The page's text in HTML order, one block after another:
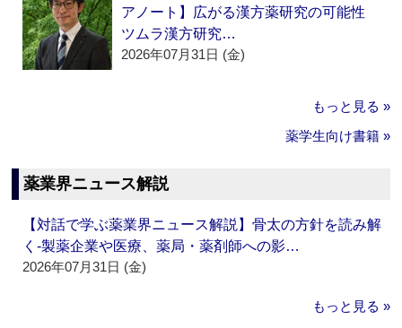
アノート】広がる漢方薬研究の可能性
ツムラ漢方研究…
2026年07月31日 (金)
もっと見る »
薬学生向け書籍 »
薬業界ニュース解説
【対話で学ぶ薬業界ニュース解説】骨太の方針を読み解
く‐製薬企業や医療、薬局・薬剤師への影…
2026年07月31日 (金)
もっと見る »